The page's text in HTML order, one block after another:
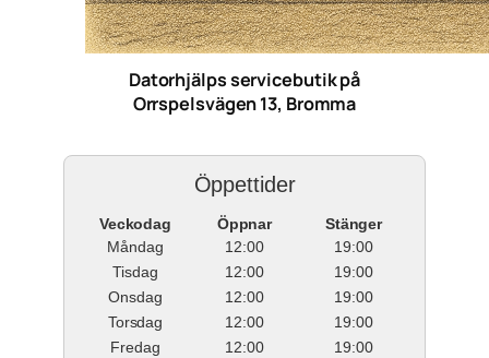
Datorhjälps servicebutik på
Orrspelsvägen 13, Bromma
Öppettider
Veckodag Öppnar
Stänger
Måndag
12:00
19:00
Tisdag
12:00
19:00
Onsdag
12:00
19:00
Torsdag
12:00
19:00
Fredag
12:00
19:00